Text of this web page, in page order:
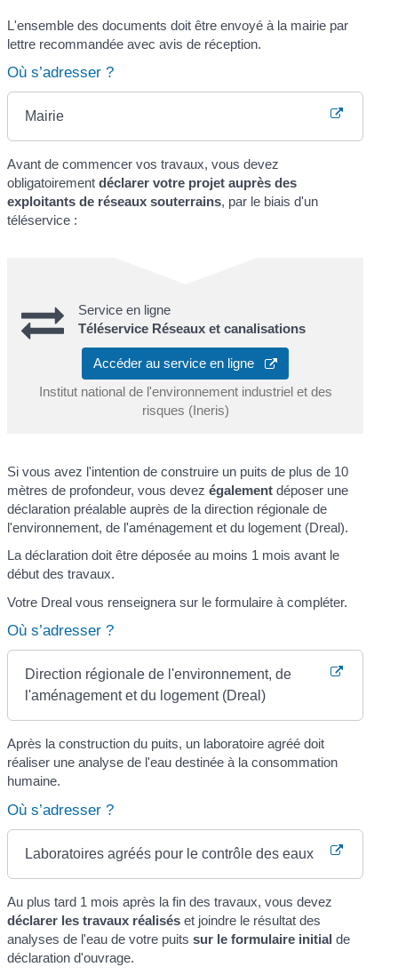
L'ensemble des documents doit être envoyé à la mairie par
lettre recommandée avec avis de réception.
Où s’adresser ?
Mairie
Avant de commencer vos travaux, vous devez
obligatoirementdéclarer votre projet auprès des
exploitants de réseaux souterrains, par le biais d'un
téléservice :
Service en ligne
Téléservice Réseaux et canalisations
Accéder au service en ligne
Institut national de l'environnement industriel et des
risques (Ineris)
Si vous avez l'intention de construire un puits de plus de 10
mètres de profondeur, vous devezégalement déposer une
déclaration préalable auprès de la direction régionale de
l'environnement, de l'aménagement et du logement (Dreal).
La déclaration doit être déposée au moins 1 mois avant le
début des travaux.
Votre Dreal vous renseignera sur le formulaire à compléter.
Où s’adresser ?
Direction régionale de l'environnement, de
l'aménagement et du logement (Dreal)
Après la construction du puits, un laboratoire agréé doit
réaliser une analyse de l'eau destinée à la consommation
humaine.
Où s’adresser ?
Laboratoires agréés pour le contrôle des eaux
Au plus tard 1 mois après la fin des travaux, vous devez
déclarer les travaux réalisés et joindre le résultat des
analyses de l'eau de votre puitssur le formulaire initial de
déclaration d'ouvrage.